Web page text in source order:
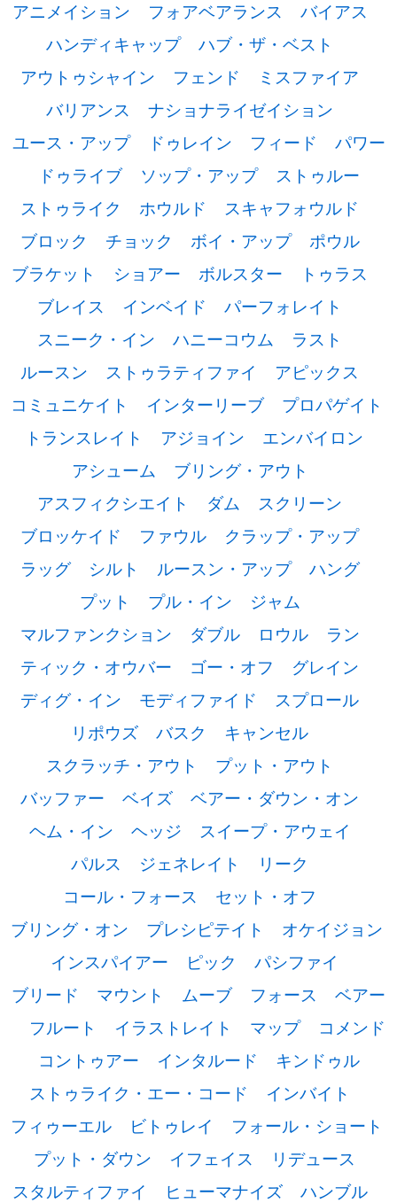
アニメイション フォアベアランス
バイアス
ハンディキャップ
ハブ・ザ・ベスト
アウトゥシャイン
フェンド
ミスファイア
バリアンス
ナショナライゼイション
ユース・アップ
ドゥレイン フィード
パワー
ドゥライブ
ソップ・アップ
ストゥルー
ストゥライク
ホウルド
スキャフォウルド
ブロック
チョック ボイ・アップ
ポウル
ブラケット
ショアー ボルスター
トゥラス
ブレイス
インベイド
パーフォレイト
スニーク・イン
ハニーコウム
ラスト
ルースン
ストゥラティファイ
アピックス
コミュニケイト
インターリーブ
プロパゲイト
トランスレイト
アジョイン
エンバイロン
アシューム
ブリング・アウト
アスフィクシエイト
ダム
スクリーン
ブロッケイド
ファウル
クラップ・アップ
ラッグ
シルト ルースン・アップ
ハング
プット
プル・イン
ジャム
マルファンクション
ダブル ロウル
ラン
ティック・オウバー
ゴー・オフ
グレイン
ディグ・イン
モディファイド
スプロール
リポウズ
バスク
キャンセル
スクラッチ・アウト
プット・アウト
バッファー
ベイズ
ベアー・ダウン・オン
ヘム・イン
ヘッジ
スイープ・アウェイ
パルス
ジェネレイト
リーク
コール・フォース
セット・オフ
ブリング・オン
プレシピテイト
オケイジョン
インスパイアー
ピック
パシファイ
ブリード
マウント ムーブ フォース
ベアー
フルート
イラストレイト マップ
コメンド
コントゥアー
インタルード
キンドゥル
ストゥライク・エー・コード
インバイト
フィゥーエル
ビトゥレイ
フォール・ショート
プット・ダウン
イフェイス
リデュース
スタルティファイ
ヒューマナイズ
ハンブル